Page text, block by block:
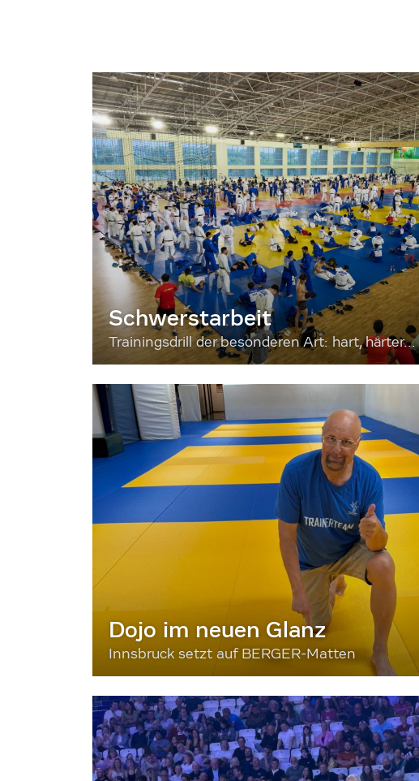
Schwerstarbeit
Trainingsdrill der besonderen Art: hart, härter...
Dojo im neuen Glanz
Innsbruck setzt auf BERGER-Matten